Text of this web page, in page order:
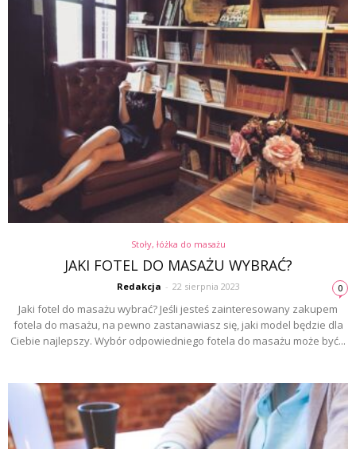
Stoły, łóżka do masażu
JAKI FOTEL DO MASAŻU WYBRAĆ?
Redakcja - 22 sierpnia 2023 0
Jaki fotel do masażu wybrać? Jeśli jesteś zainteresowany zakupem
fotela do masażu, na pewno zastanawiasz się, jaki model będzie dla
Ciebie najlepszy. Wybór odpowiedniego fotela do masażu może być...